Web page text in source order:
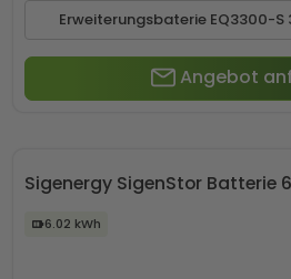
Erweiterungsbaterie EQ3300-S
Angebot
Sigenergy SigenStor Batterie
6.02 kWh